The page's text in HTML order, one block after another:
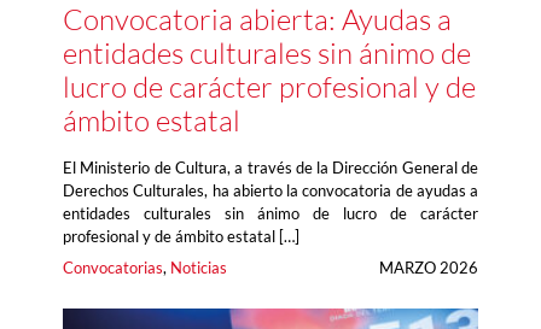
Convocatoria abierta: Ayudas a
entidades culturales sin ánimo de
lucro de carácter profesional y de
ámbito estatal
El Ministerio de Cultura, a través de la Dirección General de
Derechos Culturales, ha abierto la convocatoria de ayudas a
entidades culturales sin ánimo de lucro de carácter
profesional y de ámbito estatal […]
Convocatorias, Noticias MARZO 2026